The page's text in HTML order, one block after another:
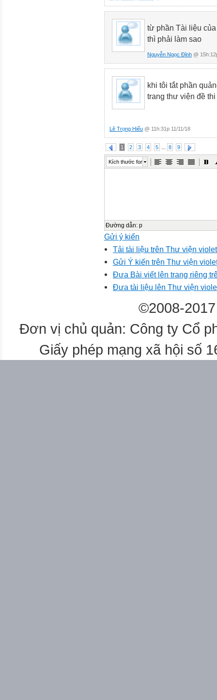
từ phần Tài liệu
thì phải làm sao
Nguyễn Ngọc Đỉnh @
khi tôi tắt phần
trang thư viện đề
Lê Trọng Hiếu @ 11h:31p 11/11/18
1 2 3 4 5 8 9
Kích thước font
Đường dẫn: p
Gửi ý kiến
Tải tài liệu trên Thư viện
Gửi Ý kiến trên Thư viện
Đưa Bài viết lên trang riêng
Đưa tài liệu lên Thư viện
©2008-
Đơn vị chủ quản: Công ty Cổ
Giấy phép mạng xã hội số